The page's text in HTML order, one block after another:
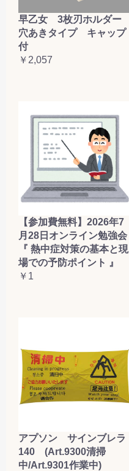
早乙女 3枚刃ホルダー
穴あきタイプ キャップ
付
￥2,057
【参加費無料】2026年7
月28日オンライン勉強会
『 熱中症対策の基本と現
場での予防ポイント 』
￥1
アプソン サインブレラ
140 (Art.9300清掃
中/Art.9301作業中)